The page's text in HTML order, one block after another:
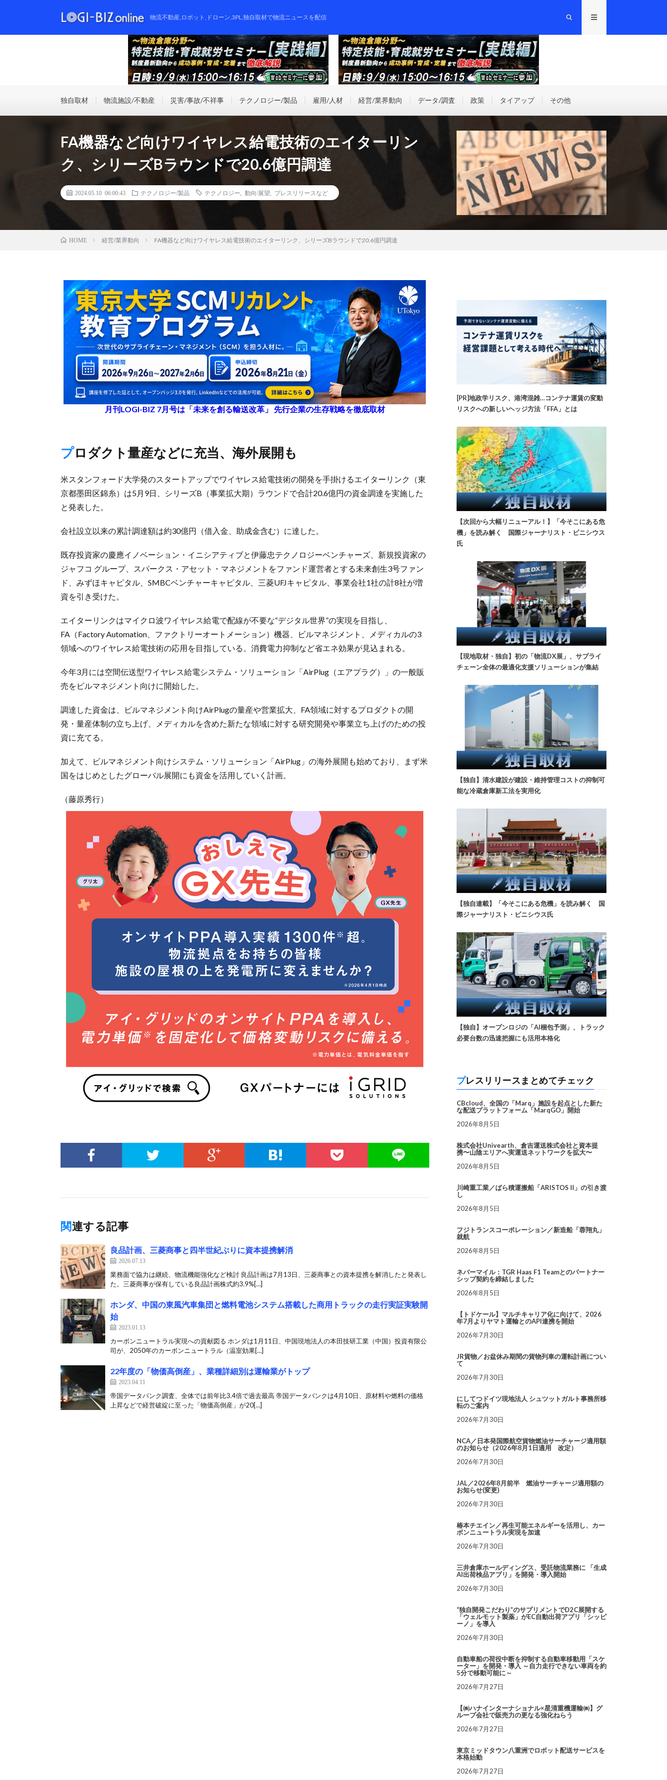
物流不動産,ロボット,ドローン,3PL,独自取材で物流ニュースを配信
独自取材 物流施設/不動産 災害/事故/不祥事 テクノロジー/製品 雇用/人材 経営/業界動向 データ/調査 政策 タイアップ その他
FA機器など向けワイヤレス給電技術のエイターリン
ク、シリーズBラウンドで20.6億円調達
2024.05.10 06:00:43 テクノロジー/製品 テクノロジー 動向/展望 プレスリリースなど
HOME 経営/業界動向 FA機器など向けワイヤレス給電技術のエイターリンク、シリーズBラウンドで20.6億円調達
月刊LOGI-BIZ 7月号は「未来を創る輸送改革」 先行企業の生存戦略を徹底取材
プロダクト量産などに充当、海外展開も
米スタンフォード大学発のスタートアップでワイヤレス給電技術の開発を手掛けるエイターリンク（東
京都墨田区錦糸）は5月9日、シリーズB（事業拡大期）ラウンドで合計20.6億円の資金調達を実施した
と発表した。
会社設立以来の累計調達額は約30億円（借入金、助成金含む）に達した。
既存投資家の慶應イノベーション・イニシアティブと伊藤忠テクノロジーベンチャーズ、新規投資家の
ジャフコ グループ、スパークス・アセット・マネジメントをファンド運営者とする未来創生3号ファン
ド、みずほキャピタル、SMBCベンチャーキャピタル、三菱UFJキャピタル、事業会社1社の計8社が増
資を引き受けた。
エイターリンクはマイクロ波ワイヤレス給電で配線が不要な“デジタル世界”の実現を目指し、
FA（Factory Automation、ファクトリーオートメーション）機器、ビルマネジメント、メディカルの3
領域へのワイヤレス給電技術の応用を目指している。消費電力抑制など省エネ効果が見込まれる。
今年3月には空間伝送型ワイヤレス給電システム・ソリューション「AirPlug（エアプラグ）」の一般販
売をビルマネジメント向けに開始した。
調達した資金は、ビルマネジメント向けAirPlugの量産や営業拡大、FA領域に対するプロダクトの開
発・量産体制の立ち上げ、メディカルを含めた新たな領域に対する研究開発や事業立ち上げのための投
資に充てる。
加えて、ビルマネジメント向けシステム・ソリューション「AirPlug」の海外展開も始めており、まず米
国をはじめとしたグローバル展開にも資金を活用していく計画。
（藤原秀行）
関連する記事
良品計画、三菱商事と四半世紀ぶりに資本提携解消
2026.07.13
業務面で協力は継続、物流機能強化など検討 良品計画は7月13日、三菱商事との資本提携を解消したと発表し
た。三菱商事が保有している良品計画株式約3.9%[…]
ホンダ、中国の東風汽車集団と燃料電池システム搭載した商用トラックの走行実証実験開
始
2023.01.13
カーボンニュートラル実現への貢献図る ホンダは1月11日、中国現地法人の本田技研工業（中国）投資有限公
司が、2050年のカーボンニュートラル（温室効果[…]
22年度の「物価高倒産」、業種詳細別は運輸業がトップ
2023.04.11
帝国データバンク調査、全体では前年比3.4倍で過去最高 帝国データバンクは4月10日、原材料や燃料の価格
上昇などで経営破綻に至った「物価高倒産」が20[…]
[PR]地政学リスク、港湾混雑…コンテナ運賃の変動
リスクへの新しいヘッジ方法「FFA」とは
【次回から大幅リニューアル！】「今そこにある危
機」を読み解く 国際ジャーナリスト・ビニシウス
氏
【現地取材・独自】初の「物流DX展」、サプライ
チェーン全体の最適化支援ソリューションが集結
【独自】清水建設が建設・維持管理コストの抑制可
能な冷蔵倉庫新工法を実用化
【独自連載】「今そこにある危機」を読み解く 国
際ジャーナリスト・ビニシウス氏
【独自】オープンロジの「AI梱包予測」、トラック
必要台数の迅速把握にも活用本格化
プレスリリースまとめてチェック
CBcloud、全国の「Marq」施設を起点とした新た
な配送プラットフォーム「MarqGO」開始
2026年8月5日
株式会社Univearth、倉吉運送株式会社と資本提
携〜山陰エリアへ実運送ネットワークを拡大〜
2026年8月5日
川崎重工業／ばら積運搬船「ARISTOS II」の引き渡
し
2026年8月5日
フジトランスコーポレーション／新造船「蓉翔丸」
就航
2026年8月5日
ネバーマイル：TGR Haas F1 Teamとのパートナー
シップ契約を締結しました
2026年8月5日
【トドケール】マルチキャリア化に向けて、2026
年7月よりヤマト運輸とのAPI連携を開始
2026年7月30日
JR貨物／お盆休み期間の貨物列車の運転計画につい
て
2026年7月30日
にしてつドイツ現地法人 シュツットガルト事務所移
転のご案内
2026年7月30日
NCA／日本発国際航空貨物燃油サーチャージ適用額
のお知らせ（2026年8月1日適用 改定）
2026年7月30日
JAL／2026年8月前半 燃油サーチャージ適用額の
お知らせ(変更)
2026年7月30日
椿本チエイン／再生可能エネルギーを活用し、カー
ボンニュートラル実現を加速
2026年7月30日
三井倉庫ホールディングス、受託物流業務に 「生成
AI出荷検品アプリ」を開発・導入開始
2026年7月30日
“独自開発こだわり”のサプリメントでD2C展開する
「ウェルモット製薬」がEC自動出荷アプリ「シッピ
ーノ」を導入
2026年7月30日
自動車船の荷役中断を抑制する自動車移動用「スケ
ーター」を開発・導入 ～自力走行できない車両を約
5分で移動可能に～
2026年7月27日
【㈱ハナインターナショナル×星清重機運輸㈱】グ
ループ会社で販売力の更なる強化ねらう
2026年7月27日
東京ミッドタウン八重洲でロボット配送サービスを
本格始動
2026年7月27日